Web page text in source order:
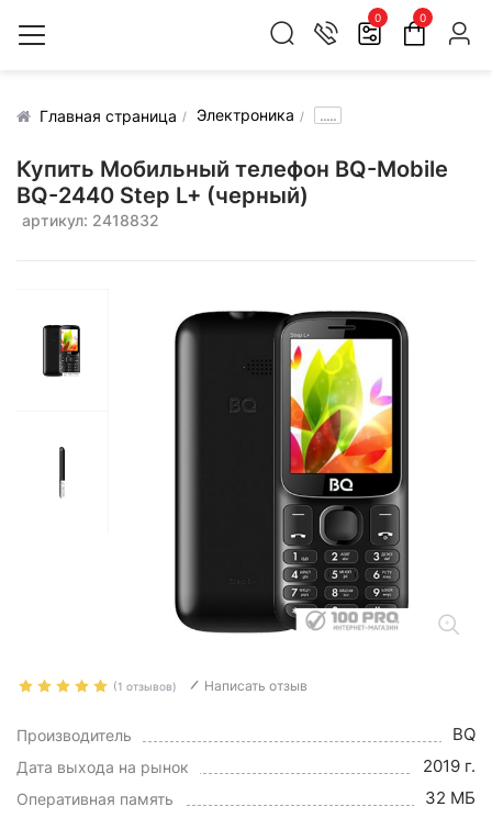
0 0
Главная страница Электроника .....
Купить Мобильный телефон BQ-Mobile
BQ-2440 Step L+ (черный)
артикул: 2418832
(1 отзывов) Написать отзыв
Производитель BQ
Дата выхода на рынок 2019 г.
Оперативная память 32 МБ